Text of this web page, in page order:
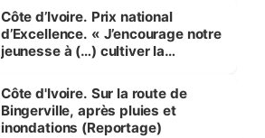
Côte d’Ivoire. Prix national
d’Excellence. « J’encourage notre
jeunesse à (…) cultiver la
(Alassane Ouattara
Côte d'Ivoire. Sur la route de
Bingerville, après pluies et
inondations (Reportage)